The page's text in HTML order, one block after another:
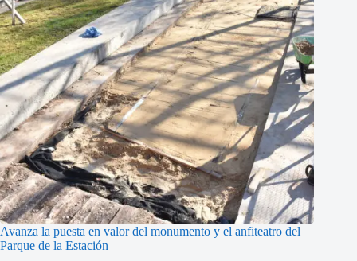
Avanza la puesta en valor del monumento y el anfiteatro del
Parque de la Estación